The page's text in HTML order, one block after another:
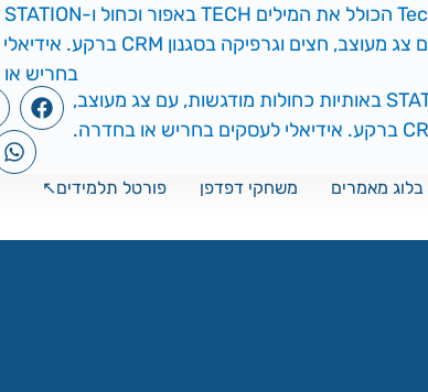
בלוג מאמרים משחקי דפדפן פורטל תלמידים↖️